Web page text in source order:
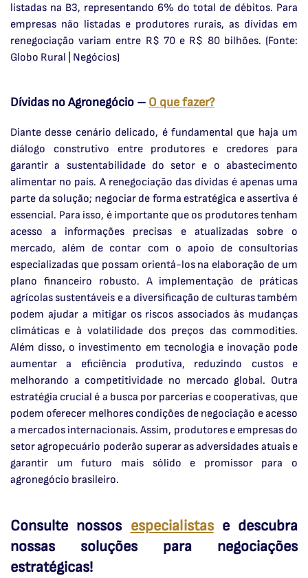
listadas na B3, representando 6% do total de débitos. Para
empresas não listadas e produtores rurais, as dívidas em
renegociação variam entre R$ 70 e R$ 80 bilhões. (Fonte:
Globo Rural | Negócios)
Dívidas no Agronegócio – O que fazer?
Diante desse cenário delicado, é fundamental que haja um
diálogo construtivo entre produtores e credores para
garantir a sustentabilidade do setor e o abastecimento
alimentar no país. A renegociação das dívidas é apenas uma
parte da solução; negociar de forma estratégica e assertiva é
essencial. Para isso, é importante que os produtores tenham
acesso a informações precisas e atualizadas sobre o
mercado, além de contar com o apoio de consultorias
especializadas que possam orientá-los na elaboração de um
plano financeiro robusto. A implementação de práticas
agrícolas sustentáveis e a diversificação de culturas também
podem ajudar a mitigar os riscos associados às mudanças
climáticas e à volatilidade dos preços das commodities.
Além disso, o investimento em tecnologia e inovação pode
aumentar a eficiência produtiva, reduzindo custos e
melhorando a competitividade no mercado global. Outra
estratégia crucial é a busca por parcerias e cooperativas, que
podem oferecer melhores condições de negociação e acesso
a mercados internacionais. Assim, produtores e empresas do
setor agropecuário poderão superar as adversidades atuais e
garantir um futuro mais sólido e promissor para o
agronegócio brasileiro.
Consulte nossos especialistase descubra
nossas soluções para negociações
estratégicas!